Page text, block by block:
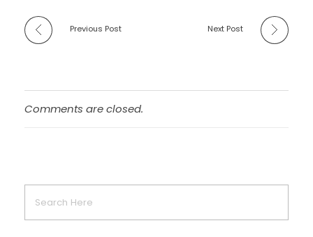
Previous Post Next Post
Comments are closed.